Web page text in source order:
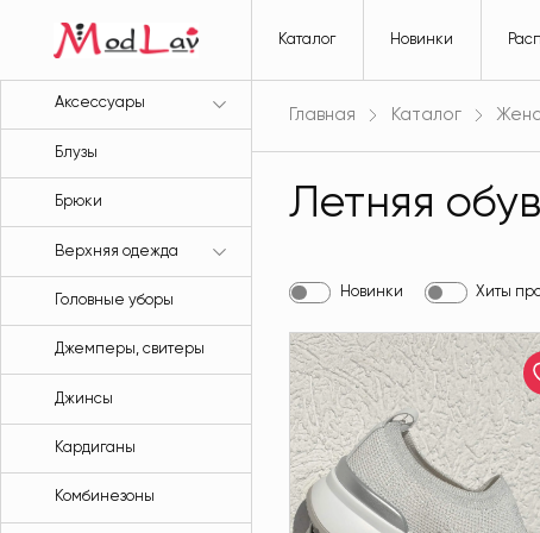
Каталог Новинки
Аксессуары
Блузы
Брюки
Верхняя одежда
Головные уборы
Джемперы, свитеры
Джинсы
Кардиганы
Комбинезоны
Главная Каталог
Летняя
Новинки Хиты